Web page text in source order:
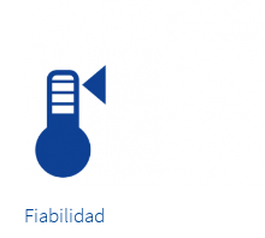
Fiabilidad